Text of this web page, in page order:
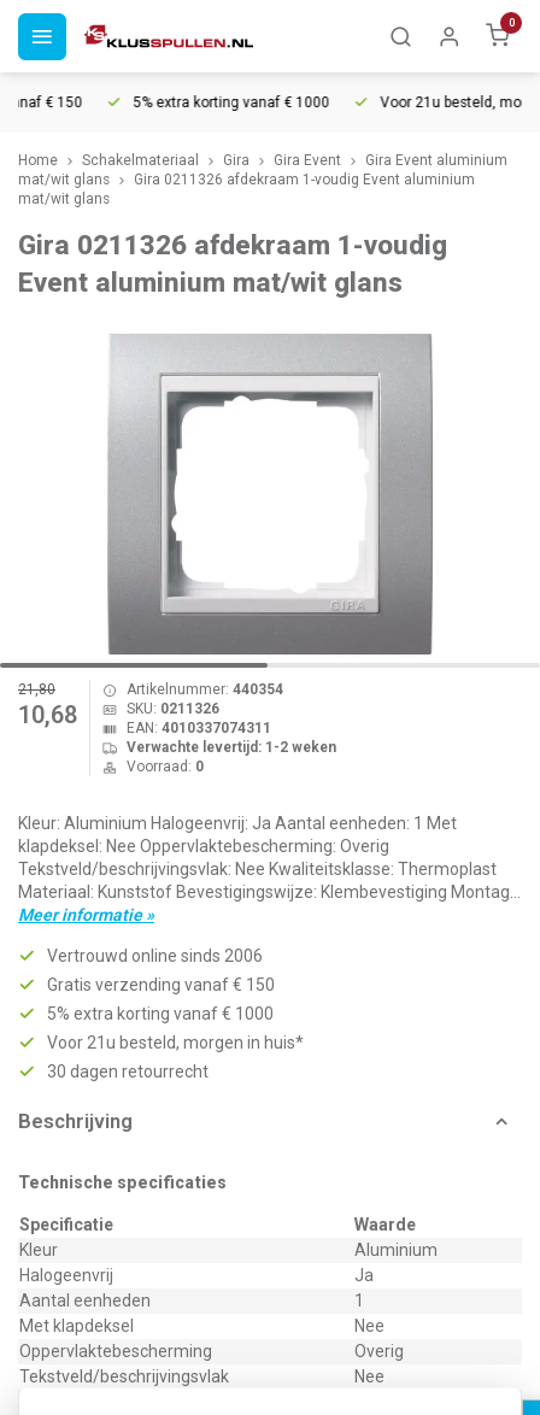
0
€ 150 5% extra korting vanaf € 1000 Voor 21u besteld, morgen
Home Schakelmateriaal Gira Gira Event
Gira Event aluminium
mat/wit glans
Gira 0211326 afdekraam 1-voudig Event aluminium
mat/wit glans
Gira 0211326 afdekraam 1-voudig
Event aluminium mat/wit glans
21,80
10,68
Artikelnummer: 440354
SKU: 0211326
EAN: 4010337074311
Verwachte levertijd: 1-2 weken
Voorraad: 0
Kleur: Aluminium Halogeenvrij: Ja Aantal eenheden: 1 Met
klapdeksel: Nee Oppervlaktebescherming: Overig
Tekstveld/beschrijvingsvlak: Nee Kwaliteitsklasse: Thermoplast
Materiaal: Kunststof Bevestigingswijze: Klembevestiging Montag...
Meer informatie »
Vertrouwd online sinds 2006
Gratis verzending vanaf € 150
5% extra korting vanaf € 1000
Voor 21u besteld, morgen in huis*
30 dagen retourrecht
Beschrijving
Technische specificaties
Specificatie
Waarde
Kleur
Aluminium
Halogeenvrij
Ja
Aantal eenheden
1
Met klapdeksel
Nee
Oppervlaktebescherming
Overig
Tekstveld/beschrijvingsvlak
Nee